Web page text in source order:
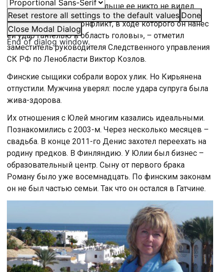
Reset restore all settings to the default values Done
Close Modal Dialog
End of dialog window.
пришел к Юлии домой. Больше ее никто не видел.
«У них произошел конфликт, в ходе которого он нанес
ей удар гантелью в область головы», – отметил
заместитель руководителя Следственного управления
СК РФ по Ленобласти Виктор Козлов.
Финские сыщики собрали ворох улик. Но Кирьянена
отпустили. Мужчина уверял: после удара супруга была
жива-здорова.
Их отношения с Юлей многим казались идеальными.
Познакомились с 2003-м. Через несколько месяцев –
свадьба. В конце 2011-го Денис захотел переехать на
родину предков. В Финляндию. У Юлии был бизнес –
образовательный центр. Сыну от первого брака
Роману было уже восемнадцать. По финским законам
он не был частью семьи. Так что он остался в Гатчине.